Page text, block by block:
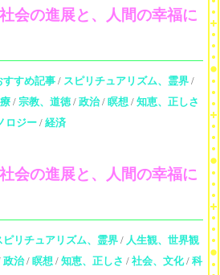
会の進展と、人間の幸福に
すすめ記事/ スピリチュアリズム、霊界 /
/ 宗教、道徳/ 政治/ 瞑想 / 知恵、正しさ
ロジー / 経済
会の進展と、人間の幸福に
ピリチュアリズム、霊界 / 人生観、世界観
政治/ 瞑想 / 知恵、正しさ / 社会、文化/ 科